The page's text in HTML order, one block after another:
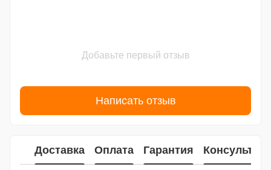
Добавьте первый отзыв
Написать отзыв
Доставка Оплата Гарантия